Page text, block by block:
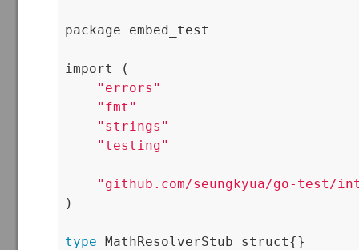
package embed_test
import (
"errors"
"fmt"
"strings"
"testing"
"github.com/seungkyua/go-test/
)
type MathResolverStub struct{}